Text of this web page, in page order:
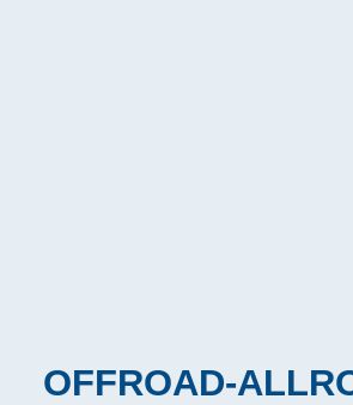
OFFROAD-